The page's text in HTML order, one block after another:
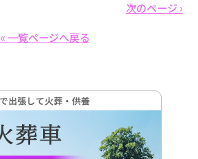
次のページ ›
« 一覧ページへ戻る